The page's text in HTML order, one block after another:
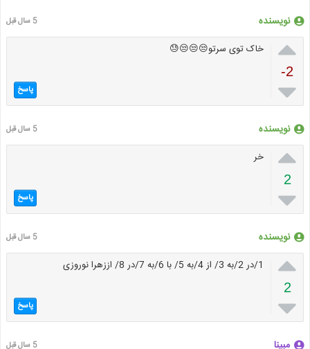
نویسنده 5 سال قبل

-2

خاک توی سرتو😒😒😒😓
پاسخ
نویسنده 5 سال قبل

2

خر
پاسخ
نویسنده 5 سال قبل

2

1/در 2/به 3/ از 4/به 5/ با 6/به 7/در 8/ اززهرا نوروزی
پاسخ
مبینا 5 سال قبل